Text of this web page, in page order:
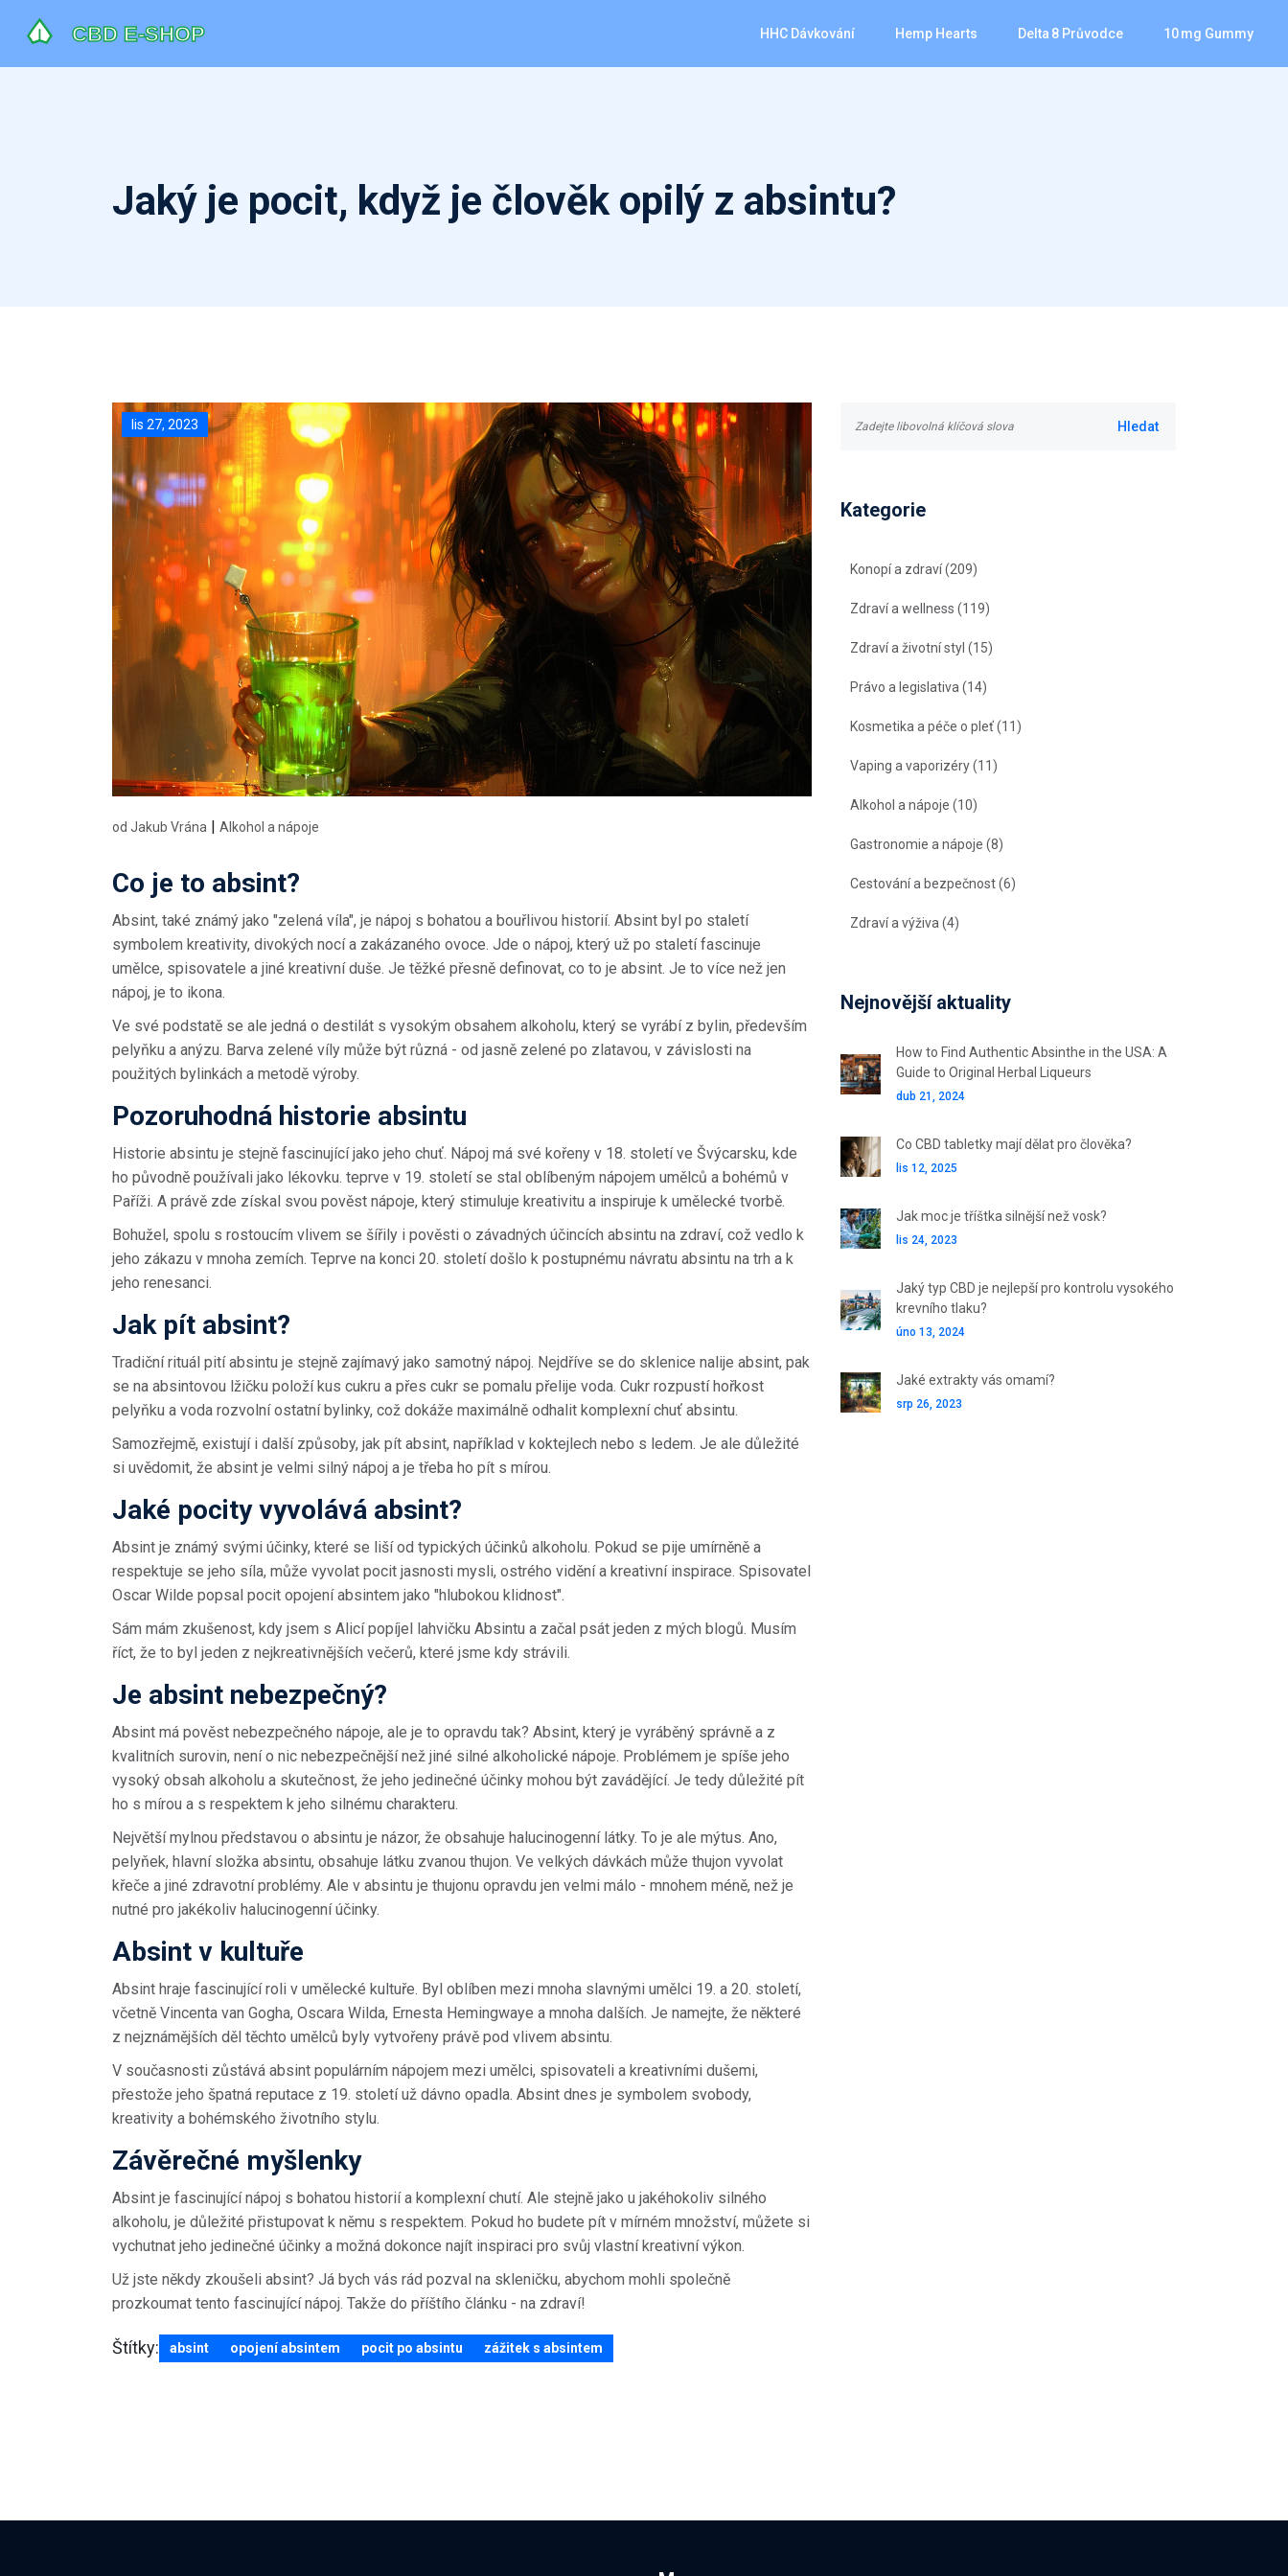
HHC Dávkování Hemp Hearts Delta 8 Průvodce 10 Mg Gummy
Jaký je pocit, když je člověk opilý z absintu?
lis 27, 2023
od Jakub Vrána | Alkohol a nápoje
Co je to absint?
Absint, také známý jako "zelená víla", je nápoj s bohatou a bouřlivou historií. Absint byl po staletí
symbolem kreativity, divokých nocí a zakázaného ovoce. Jde o nápoj, který už po staletí fascinuje
umělce, spisovatele a jiné kreativní duše. Je těžké přesně definovat, co to je absint. Je to více než jen
nápoj, je to ikona.
Ve své podstatě se ale jedná o destilát s vysokým obsahem alkoholu, který se vyrábí z bylin, především
pelyňku a anýzu. Barva zelené víly může být různá - od jasně zelené po zlatavou, v závislosti na
použitých bylinkách a metodě výroby.
Pozoruhodná historie absintu
Historie absintu je stejně fascinující jako jeho chuť. Nápoj má své kořeny v 18. století ve Švýcarsku, kde
ho původně používali jako lékovku. teprve v 19. století se stal oblíbeným nápojem umělců a bohémů v
Paříži. A právě zde získal svou pověst nápoje, který stimuluje kreativitu a inspiruje k umělecké tvorbě.
Bohužel, spolu s rostoucím vlivem se šířily i pověsti o závadných účincích absintu na zdraví, což vedlo k
jeho zákazu v mnoha zemích. Teprve na konci 20. století došlo k postupnému návratu absintu na trh a k
jeho renesanci.
Jak pít absint?
Tradiční rituál pití absintu je stejně zajímavý jako samotný nápoj. Nejdříve se do sklenice nalije absint, pak
se na absintovou lžičku položí kus cukru a přes cukr se pomalu přelije voda. Cukr rozpustí hořkost
pelyňku a voda rozvolní ostatní bylinky, což dokáže maximálně odhalit komplexní chuť absintu.
Samozřejmě, existují i další způsoby, jak pít absint, například v koktejlech nebo s ledem. Je ale důležité
si uvědomit, že absint je velmi silný nápoj a je třeba ho pít s mírou.
Jaké pocity vyvolává absint?
Absint je známý svými účinky, které se liší od typických účinků alkoholu. Pokud se pije umírněně a
respektuje se jeho síla, může vyvolat pocit jasnosti mysli, ostrého vidění a kreativní inspirace. Spisovatel
Oscar Wilde popsal pocit opojení absintem jako "hlubokou klidnost".
Sám mám zkušenost, kdy jsem s Alicí popíjel lahvičku Absintu a začal psát jeden z mých blogů. Musím
říct, že to byl jeden z nejkreativnějších večerů, které jsme kdy strávili.
Je absint nebezpečný?
Absint má pověst nebezpečného nápoje, ale je to opravdu tak? Absint, který je vyráběný správně a z
kvalitních surovin, není o nic nebezpečnější než jiné silné alkoholické nápoje. Problémem je spíše jeho
vysoký obsah alkoholu a skutečnost, že jeho jedinečné účinky mohou být zavádějící. Je tedy důležité pít
ho s mírou a s respektem k jeho silnému charakteru.
Největší mylnou představou o absintu je názor, že obsahuje halucinogenní látky. To je ale mýtus. Ano,
pelyňek, hlavní složka absintu, obsahuje látku zvanou thujon. Ve velkých dávkách může thujon vyvolat
křeče a jiné zdravotní problémy. Ale v absintu je thujonu opravdu jen velmi málo - mnohem méně, než je
nutné pro jakékoliv halucinogenní účinky.
Absint v kultuře
Absint hraje fascinující roli v umělecké kultuře. Byl oblíben mezi mnoha slavnými umělci 19. a 20. století,
včetně Vincenta van Gogha, Oscara Wilda, Ernesta Hemingwaye a mnoha dalších. Je namejte, že některé
z nejznámějších děl těchto umělců byly vytvořeny právě pod vlivem absintu.
V současnosti zůstává absint populárním nápojem mezi umělci, spisovateli a kreativními dušemi,
přestože jeho špatná reputace z 19. století už dávno opadla. Absint dnes je symbolem svobody,
kreativity a bohémského životního stylu.
Závěrečné myšlenky
Absint je fascinující nápoj s bohatou historií a komplexní chutí. Ale stejně jako u jakéhokoliv silného
alkoholu, je důležité přistupovat k němu s respektem. Pokud ho budete pít v mírném množství, můžete si
vychutnat jeho jedinečné účinky a možná dokonce najít inspiraci pro svůj vlastní kreativní výkon.
Už jste někdy zkoušeli absint? Já bych vás rád pozval na skleničku, abychom mohli společně
prozkoumat tento fascinující nápoj. Takže do příštího článku - na zdraví!
Štítky: absint opojení absintem pocit po absintu zážitek s absintem
Kategorie
Konopí a zdraví(209)
Zdraví a wellness (119)
Zdraví a životní styl (15)
Právo a legislativa (14)
Kosmetika a péče o pleť(11)
Vaping a vaporizéry(11)
Alkohol a nápoje (10)
Gastronomie a nápoje (8)
Cestování a bezpečnost(6)
Zdraví a výživa (4)
Nejnovější aktuality
How to Find Authentic Absinthe in the USA: A
Guide to Original Herbal Liqueurs
dub 21, 2024
Co CBD tabletky mají dělat pro člověka?
lis 12, 2025
Jak moc je tříštka silnější než vosk?
lis 24, 2023
Jaký typ CBD je nejlepší pro kontrolu vysokého
krevního tlaku?
úno 13, 2024
Jaké extrakty vás omamí?
srp 26, 2023